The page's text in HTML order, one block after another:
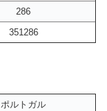
286
351286
ポルトガル